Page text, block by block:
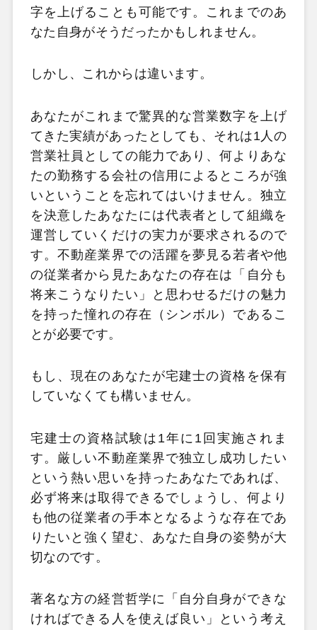
字を上げることも可能です。これまでのあ
なた自身がそうだったかもしれません。
しかし、これからは違います。
あなたがこれまで驚異的な営業数字を上げ
てきた実績があったとしても、それは1人の
営業社員としての能力であり、何よりあな
たの勤務する会社の信用によるところが強
いということを忘れてはいけません。独立
を決意したあなたには代表者として組織を
運営していくだけの実力が要求されるので
す。不動産業界での活躍を夢見る若者や他
の従業者から見たあなたの存在は「自分も
将来こうなりたい」と思わせるだけの魅力
を持った憧れの存在（シンボル）であるこ
とが必要です。
もし、現在のあなたが宅建士の資格を保有
していなくても構いません。
宅建士の資格試験は1年に1回実施されま
す。厳しい不動産業界で独立し成功したい
という熱い思いを持ったあなたであれば、
必ず将来は取得できるでしょうし、何より
も他の従業者の手本となるような存在であ
りたいと強く望む、あなた自身の姿勢が大
切なのです。
著名な方の経営哲学に「自分自身ができな
ければできる人を使えば良い」という考え